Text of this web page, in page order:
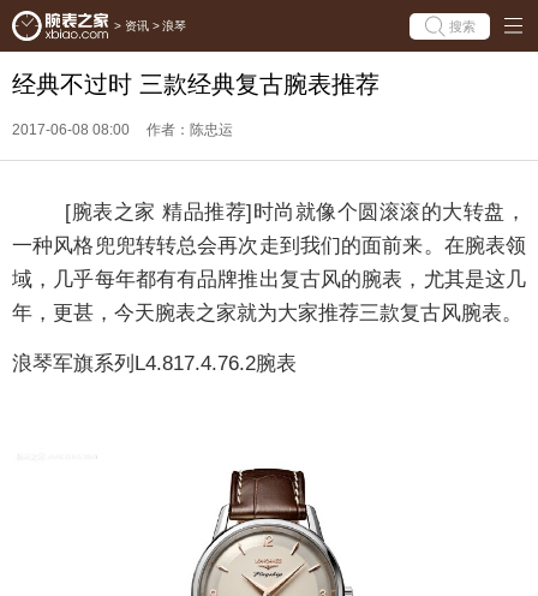
> 资讯 > 浪琴 搜索
经典不过时 三款经典复古腕表推荐
2017-06-08 08:00 作者：陈忠运
[腕表之家 精品推荐]时尚就像个圆滚滚的大转盘，
一种风格兜兜转转总会再次走到我们的面前来。在腕表领
域，几乎每年都有有品牌推出复古风的腕表，尤其是这几
年，更甚，今天腕表之家就为大家推荐三款复古风腕表。
浪琴军旗系列L4.817.4.76.2腕表